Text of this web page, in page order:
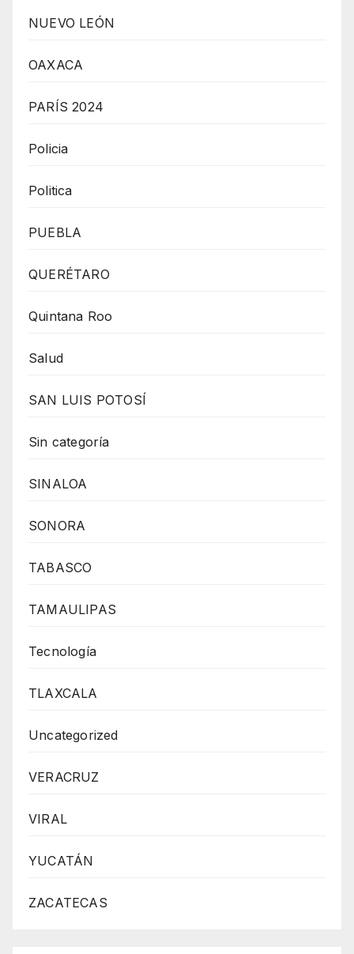
NUEVO LEÓN
OAXACA
PARÍS 2024
Policia
Politica
PUEBLA
QUERÉTARO
Quintana Roo
Salud
SAN LUIS POTOSÍ
Sin categoría
SINALOA
SONORA
TABASCO
TAMAULIPAS
Tecnología
TLAXCALA
Uncategorized
VERACRUZ
VIRAL
YUCATÁN
ZACATECAS